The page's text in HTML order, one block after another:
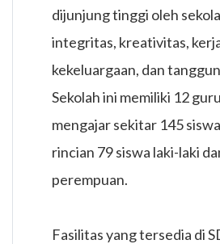
dijunjung tinggi oleh
integritas, kreativitas,
kekeluargaan, dan
Sekolah ini memiliki 12
mengajar sekitar 145
rincian 79 siswa laki-laki
perempuan.
Fasilitas yang tersedia di